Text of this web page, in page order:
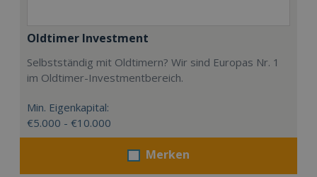
Oldtimer Investment
Selbstständig mit Oldtimern? Wir sind Europas Nr. 1
im Oldtimer-Investmentbereich.
Min. Eigenkapital:
€5.000 - €10.000
Merken